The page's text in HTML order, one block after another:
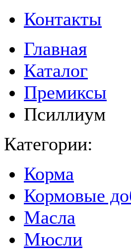
Контакты
Главная
Каталог
Премиксы
Псиллиум
Категории:
Корма
Кормовые
Масла
Мюсли